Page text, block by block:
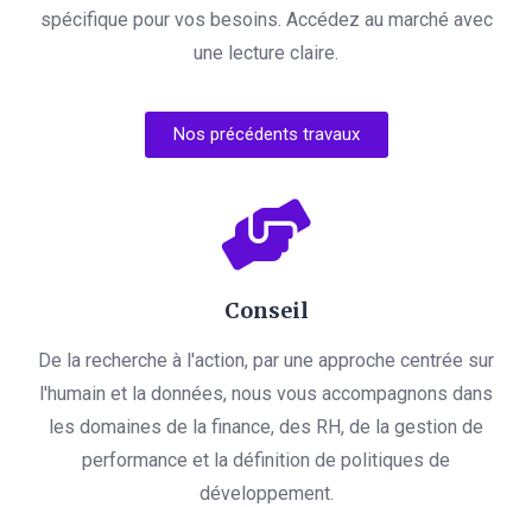
spécifique pour vos besoins. Accédez au marché avec
une lecture claire.
Nos précédents travaux
Conseil
De la recherche à l'action, par une approche centrée sur
l'humain et la données, nous vous accompagnons dans
les domaines de la finance, des RH, de la gestion de
performance et la définition de politiques de
développement.